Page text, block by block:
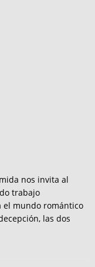
nos invita al
trabajo
el mundo romántico
las dos